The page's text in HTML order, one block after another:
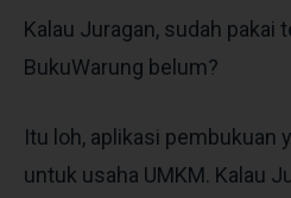
Kalau Juragan, sudah pakai
BukuWarung belum?
Itu loh, aplikasi pembukuan
untuk usaha UMKM. Kalau